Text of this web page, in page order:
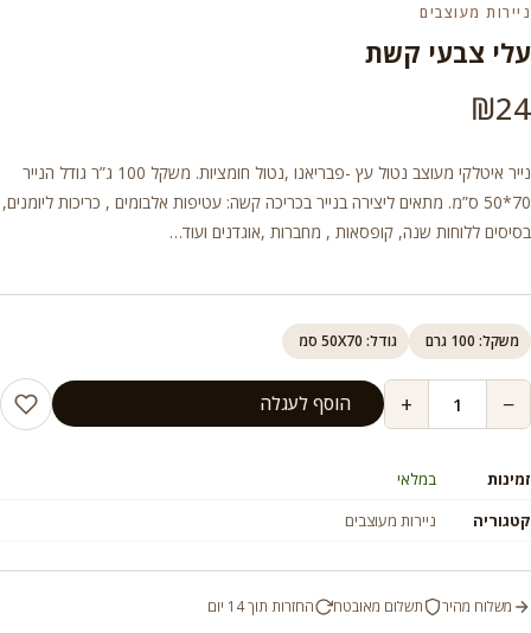
ניירות מעוצבים
עלי צבעי קשת
₪24
נייר איטלקי מעוצב נטול עץ -פבריאנו ,נטול חומציות. משקל 100 ג”ר גודל הנייר
70*50 ס”מ. מתאים ליצירה בנייר בכריכה קשה: עטיפות אלבומים , כריכות ליומנים,
בסיסים ללוחות שנה, קופסאות , מחברות ,אוגדנים ועוד…
משקל: 100 גרם גודל: 50X70 סמ
−
+ הוסף לעגלה
זמינות
במלאי
קטגוריה
ניירות מעוצבים
משלוח מהיר תשלום מאובטח החזרות תוך 14 יום